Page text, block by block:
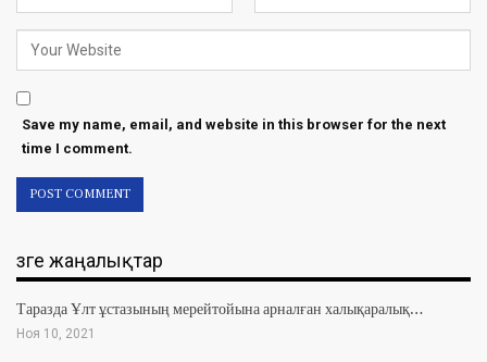
Save my name, email, and website in this browser for the next
time I comment.
Өзге жаңалықтар
Таразда Ұлт ұстазының мерейтойына арналған халықаралық…
Ноя 10, 2021